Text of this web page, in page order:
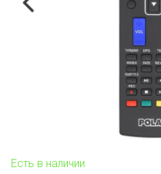
Есть в наличии